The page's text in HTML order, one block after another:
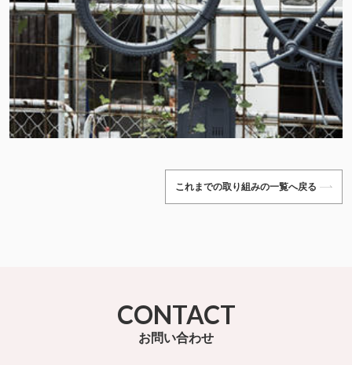
これまでの取り組みの一覧へ戻る
CONTACT
お問い合わせ